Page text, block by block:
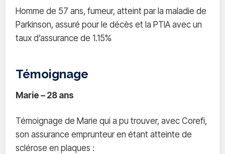
Homme de 57 ans, fumeur, atteint par la maladie de
Parkinson, assuré pour le décès et la PTIA avec un
taux d’assurance de 1.15%
Témoignage
Marie – 28 ans
Témoignage de Marie qui a pu trouver, avec Corefi,
son assurance emprunteur en étant atteinte de
sclérose en plaques :